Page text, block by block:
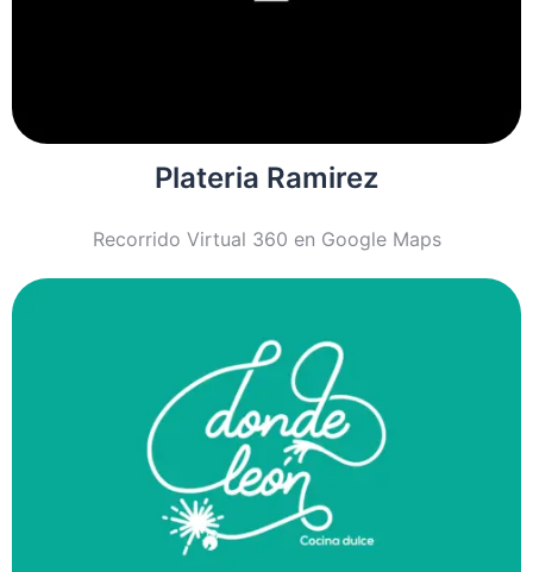
Plateria Ramirez
Recorrido Virtual 360 en Google Maps